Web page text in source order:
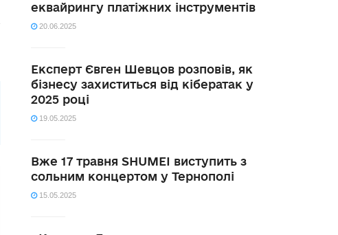
еквайрингу платіжних інструментів
20.06.2025
Експерт Євген Шевцов розповів, як
бізнесу захиститься від кібератак у
2025 році
19.05.2025
Вже 17 травня SHUMEI виступить з
сольним концертом у Тернополі
15.05.2025